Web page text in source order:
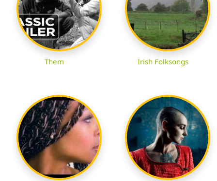
Them Irish Folksongs